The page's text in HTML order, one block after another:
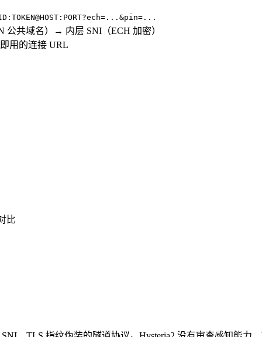
公共域名）→ 内层 SNI（ECH 加密）
用的连接 URL
比